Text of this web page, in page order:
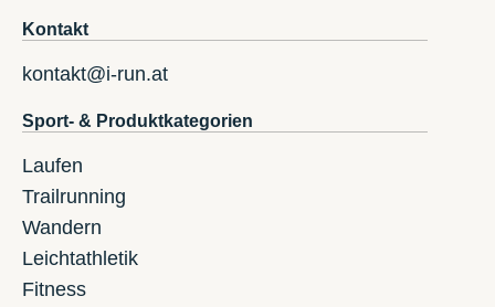
Kontakt
kontakt@i-run.at
Sport- & Produktkategorien
Laufen
Trailrunning
Wandern
Leichtathletik
Fitness